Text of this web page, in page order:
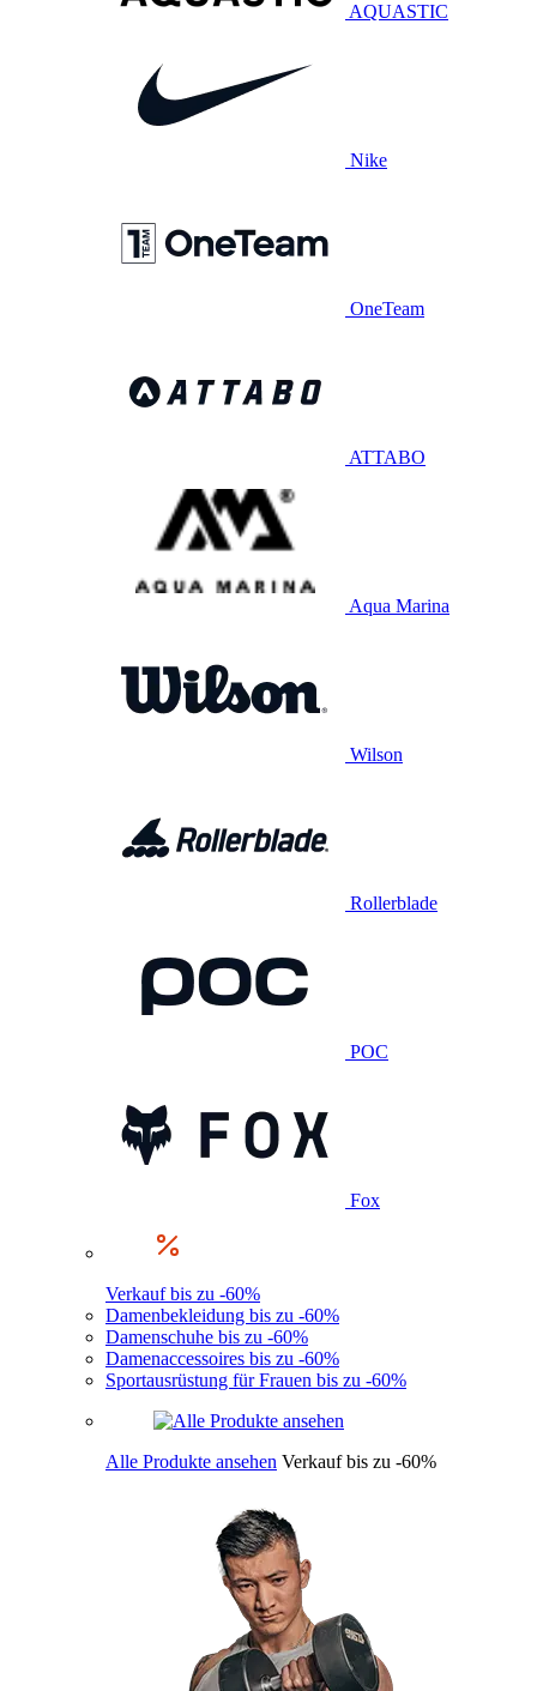
AQUASTIC
Nike
OneTeam
ATTABO
Aqua Marina
Wilson
Rollerblade
POC
Fox
Verkauf bis zu -60%
Damenbekleidung bis zu -60%
Damenschuhe bis zu -60%
Damenaccessoires bis zu -60%
Sportausrüstung für Frauen bis zu -60%
Alle Produkte ansehen Verkauf bis zu -60%